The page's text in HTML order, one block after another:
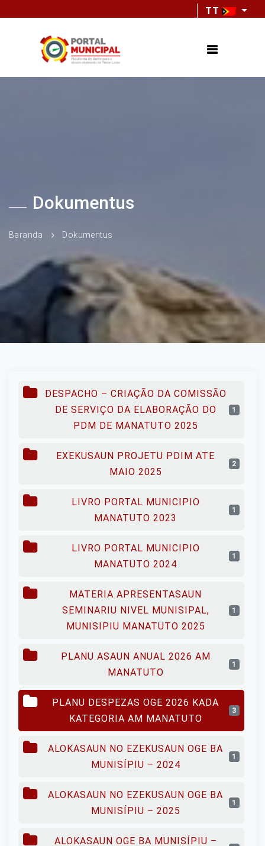
TT
Dokumentus
Baranda Dokumentus
DESPACHO – CRIAÇÃO DA COMISSÃO
DE SERVIÇO DA ELABORAÇÃO DO
PDM DE MANATUTO 2025
1
EXEKUSAUN PROJETU PDIM ATE
MAIO 2025
2
LIVRO PORTAL MUNICIPIO
MANATUTO 2023
1
LIVRO PORTAL MUNICIPIO
MANATUTO 2024
1
MATERIA APRESENTASAUN
SEMINARIU NIVEL MUNISIPAL,
MUNISIPIU MANATUTO 2025
1
PLANU ASAUN ANUAL 2026 AM
MANATUTO
1
PLANU DESPEZAS OGE 2026 KADA
KATEGORIA AM MANATUTO
3
ALOKASAUN NO EZEKUSAUN OGE BA
MUNISÍPIU – 2024
1
ALOKASAUN NO EZEKUSAUN OGE BA
MUNISÍPIU – 2025
1
ALOKASAUN OGE BA MUNISÍPIU –